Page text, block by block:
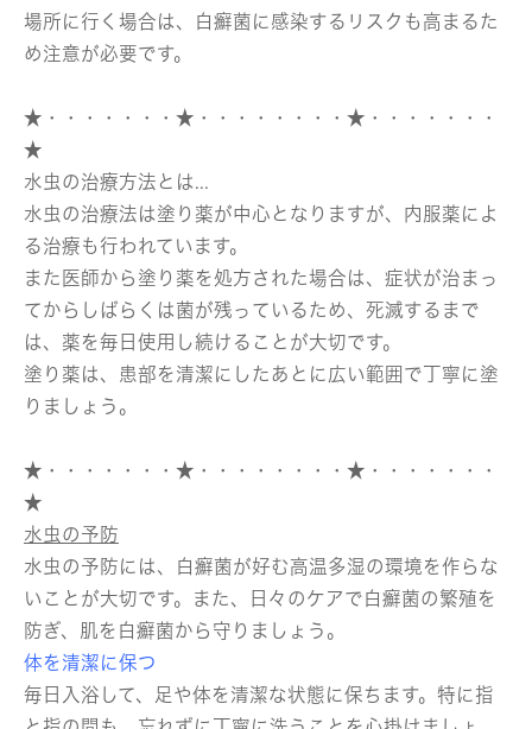
場所に行く場合は、白癬菌に感染するリスクも高まるた
め注意が必要です。
★・・・・・・・★・・・・・・・・★・・・・・・・
★
水虫の治療方法とは...
水虫の治療法は塗り薬が中心となりますが、内服薬によ
る治療も行われています。
また医師から塗り薬を処方された場合は、症状が治まっ
てからしばらくは菌が残っているため、死滅するまで
は、薬を毎日使用し続けることが大切です。
塗り薬は、患部を清潔にしたあとに広い範囲で丁寧に塗
りましょう。
★・・・・・・・★・・・・・・・・★・・・・・・・
★
水虫の予防
水虫の予防には、白癬菌が好む高温多湿の環境を作らな
いことが大切です。また、日々のケアで白癬菌の繁殖を
防ぎ、肌を白癬菌から守りましょう。
体を清潔に保つ
毎日入浴して、足や体を清潔な状態に保ちます。特に指